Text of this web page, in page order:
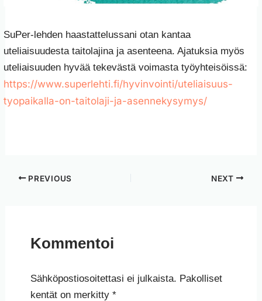
SuPer-lehden haastattelussani otan kantaa
uteliaisuudesta taitolajina ja asenteena. Ajatuksia myös
uteliaisuuden hyvää tekevästä voimasta työyhteisöissä:
https://www.superlehti.fi/hyvinvointi/uteliaisuus-
tyopaikalla-on-taitolaji-ja-asennekysymys/
PREVIOUS NEXT
Kommentoi
Sähköpostiosoitettasi ei julkaista. Pakolliset
kentät on merkitty *